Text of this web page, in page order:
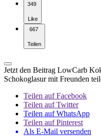
349
Like
667
Teilen
Jetzt den Beitrag LowCarb
Schokoglasur mit Freunden
Teilen auf Facebook
Teilen auf Twitter
Teilen auf WhatsApp
Teilen auf Pinterest
Als E-Mail versenden